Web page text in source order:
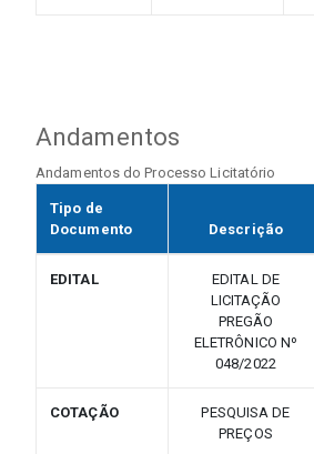
Andamentos
Andamentos do Processo Licitatório
Tipo de
Documento
Descrição
EDITAL
EDITAL DE
LICITAÇÃO
PREGÃO
ELETRÔNICO Nº
048/2022
COTAÇÃO
PESQUISA DE
PREÇOS